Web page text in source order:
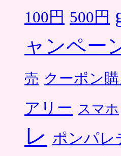
100円 500円
ャンペー
売 クーポン購
アリー スマホ
レ ポンパレ